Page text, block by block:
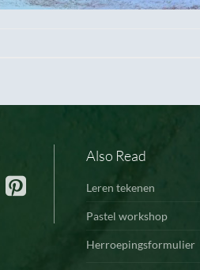
Also Read
Leren tekenen
Pastel workshop
Herroepingsformulier